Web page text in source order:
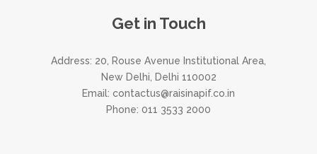
Get in Touch
Address: 20, Rouse Avenue Institutional Area,
New Delhi, Delhi 110002
Email: contactus@raisinapif.co.in
Phone: 011 3533 2000